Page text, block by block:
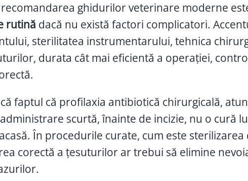
ghidurilor veterinare moderne
rutină dacă nu există factori complicatori.
sterilitatea instrumentarului, tehnica
durata cât mai eficientă a operației,
faptul că profilaxia antibiotică chirurgicală,
scurtă, înainte de incizie, nu o cură
În procedurile curate, cum este sterilizarea
corectă a țesuturilor ar trebui să elimine